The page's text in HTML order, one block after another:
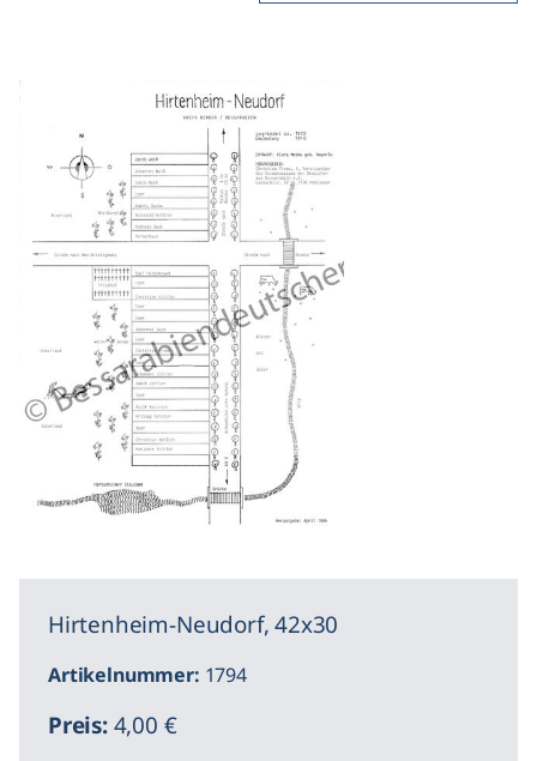
Hirtenheim-Neudorf, 42x30
Artikelnummer: 1794
Preis:4,00 €